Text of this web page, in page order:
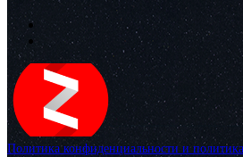
Политика конфиденциальности и